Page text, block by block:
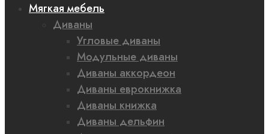
Мягкая мебель
Диваны
Угловые диваны
Модульные диваны
Диваны аккордеон
Диваны еврокнижка
Диваны книжка
Диваны дельфин